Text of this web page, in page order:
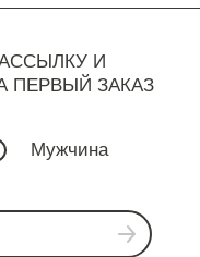
И
ПЕРВЫЙ ЗАКАЗ
Мужчина